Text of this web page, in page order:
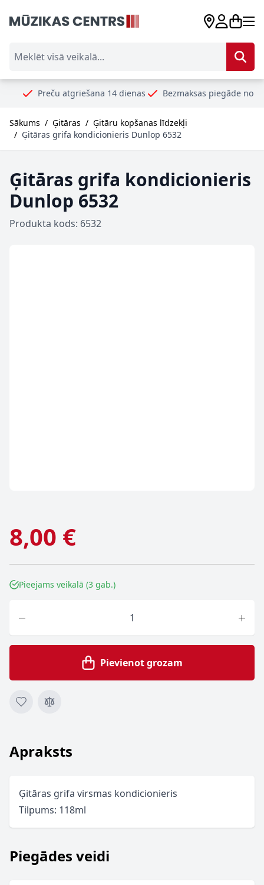
Preču atgriešana 14 dienas Bezmaksas piegāde no 99€
Sākums / Ģitāras / Ģitāru kopšanas līdzekļi
/ Ģitāras grifa kondicionieris Dunlop 6532
Ģitāras grifa kondicionieris
Dunlop 6532
Produkta kods: 6532
8,00 €
Pieejams veikalā (3 gab.)
Pievienot grozam
Apraksts
Ģitāras grifa virsmas kondicionieris
Tilpums: 118ml
Piegādes veidi